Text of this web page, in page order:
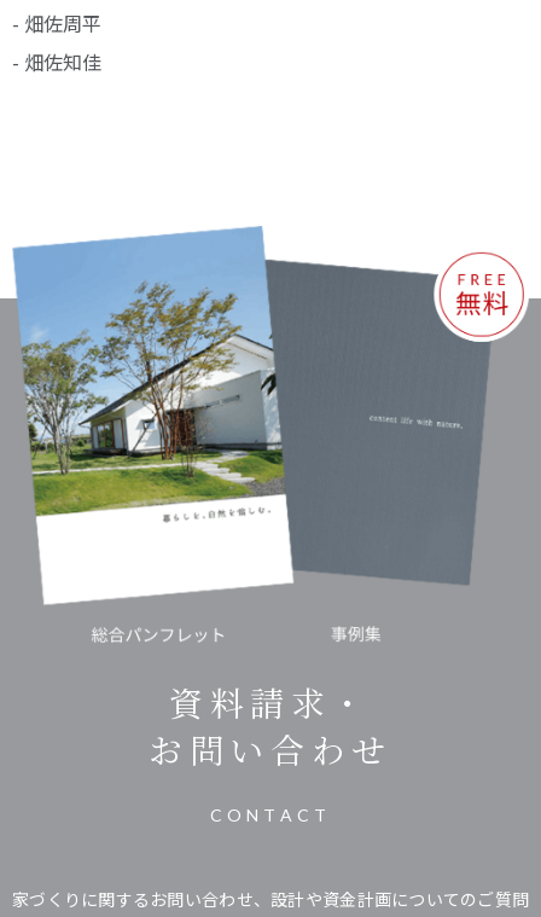
- 畑佐周平
- 畑佐知佳
資料請求・
お問い合わせ
CONTACT
家づくりに関するお問い合わせ、設計や資金計画についてのご質問